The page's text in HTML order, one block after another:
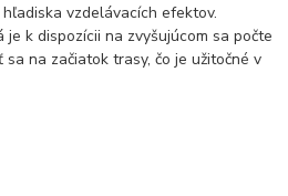
vzdelávacích efektov.
k dispozícii na zvyšujúcom sa počte
na začiatok trasy, čo je užitočné v